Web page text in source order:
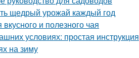
щедрый урожай каждый год
и полезного чая
условиях: простая инструкция
на зиму